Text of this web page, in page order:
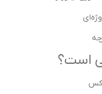
است؟